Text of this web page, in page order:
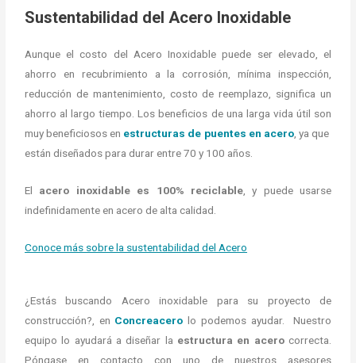
Sustentabilidad del Acero Inoxidable
Aunque el costo del Acero Inoxidable puede ser elevado, el
ahorro en recubrimiento a la corrosión, mínima inspección,
reducción de mantenimiento, costo de reemplazo, significa un
ahorro al largo tiempo. Los beneficios de una larga vida útil son
muy beneficiosos en estructuras de puentes en acero, ya que
están diseñados para durar entre 70 y 100 años.
El acero inoxidable es 100% reciclable, y puede usarse
indefinidamente en acero de alta calidad.
Conoce más sobre la sustentabilidad del Acero
¿Estás buscando Acero inoxidable para su proyecto de
construcción?, en Concreacero lo podemos ayudar. Nuestro
equipo lo ayudará a diseñar la estructura en acerocorrecta.
Póngase en contacto con uno de nuestros asesores